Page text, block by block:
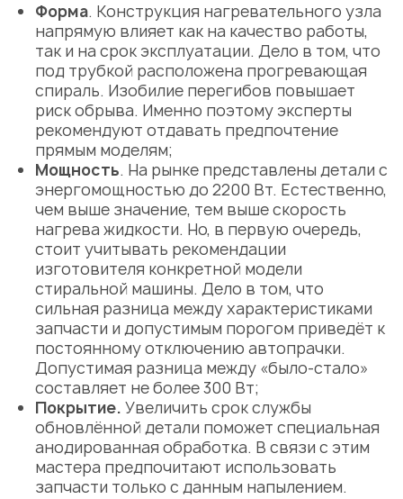
Форма. Конструкция нагревательного узла
напрямую влияет как на качество работы,
так и на срок эксплуатации. Дело в том, что
под трубкой расположена прогревающая
спираль. Изобилие перегибов повышает
риск обрыва. Именно поэтому эксперты
рекомендуют отдавать предпочтение
прямым моделям;
Мощность. На рынке представлены детали с
энергомощностью до 2200 Вт. Естественно,
чем выше значение, тем выше скорость
нагрева жидкости. Но, в первую очередь,
стоит учитывать рекомендации
изготовителя конкретной модели
стиральной машины. Дело в том, что
сильная разница между характеристиками
запчасти и допустимым порогом приведёт к
постоянному отключению автопрачки.
Допустимая разница между «было-стало»
составляет не более 300 Вт;
Покрытие. Увеличить срок службы
обновлённой детали поможет специальная
анодированная обработка. В связи с этим
мастера предпочитают использовать
запчасти только с данным напылением.